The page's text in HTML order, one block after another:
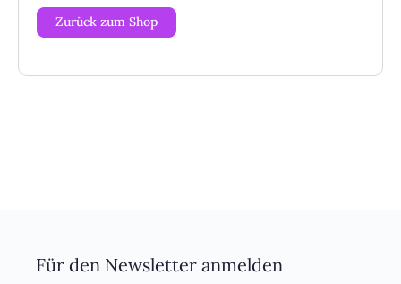
Zurück zum Shop
Für den Newsletter anmelden